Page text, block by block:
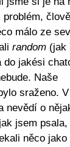
málo ze
random (jak
do jakési
Naše
sraženo.
nevědí o
jsem
něco jako